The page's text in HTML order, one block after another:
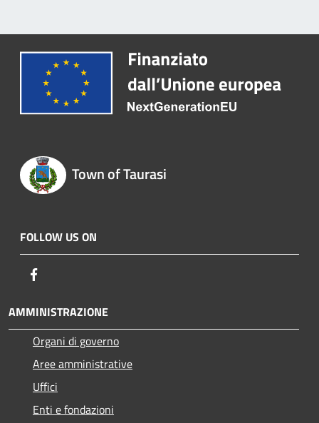
Town of Taurasi
FOLLOW US ON
AMMINISTRAZIONE
Organi di governo
Aree amministrative
Uffici
Enti e fondazioni